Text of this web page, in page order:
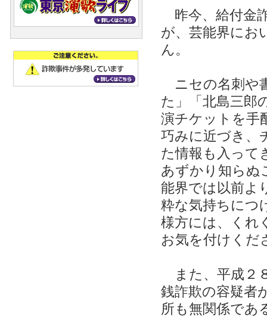
昨今、給付金
が、芸能界にお
ん。
ニセの名刺や
た」「北島三郎
演チケットを手
巧みに近づき、
た情報も入って
あずかり知らぬ
能界では以前よ
粋な気持ちにつ
様方には、くれ
お気を付けくだ
また、平成２
銭詐欺の容疑者
所も無関係であ